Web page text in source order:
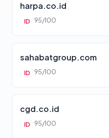
harpa.co.id
ID 95/100
sahabatgroup.com
ID 95/100
cgd.co.id
ID 95/100